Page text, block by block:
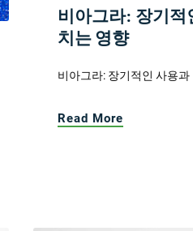
비아그라: 장기적
치는 영향
비아그라: 장기적인 사용
Read More